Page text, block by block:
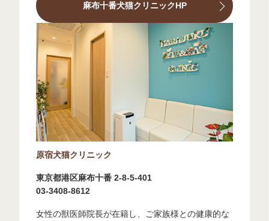
麻布十番犬猫クリニックHP
原宿犬猫クリニック
東京都港区麻布十番 2-8-5-401
03-3408-8612
女性の獣医師院長が在籍し、ご家族様との健康的な